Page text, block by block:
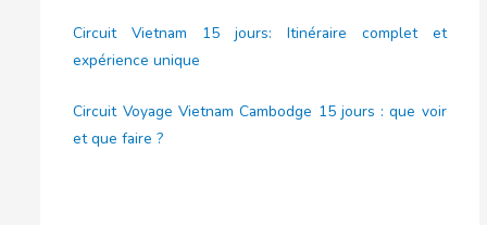
Circuit Vietnam 15 jours: Itinéraire complet et
expérience unique
Circuit Voyage Vietnam Cambodge 15 jours : que voir
et que faire ?